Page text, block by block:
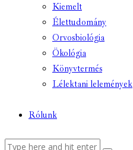
Kiemelt
Élettudomány
Orvosbiológia
Ökológia
Könyvtermés
Lélektani lelemények
Rólunk